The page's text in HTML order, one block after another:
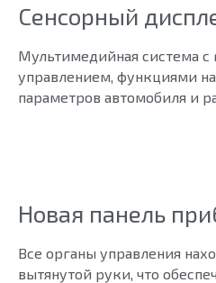
Сенсорный
Мультимедийная система с
управлением, функциями
параметров автомобиля и
Новая панель
Все органы управления
вытянутой руки, что